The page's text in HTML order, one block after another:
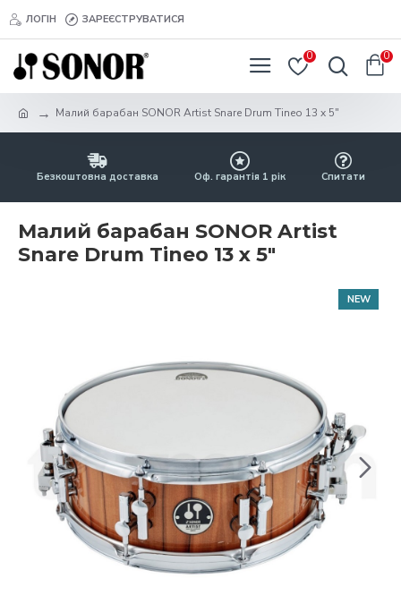
ЛОГІН ЗАРЕЄСТРУВАТИСЯ
0 0
Малий барабан SONOR Artist Snare Drum Tineo 13 x 5"
Безкоштовна доставка Оф. гарантія 1 рік Спитати
Малий барабан SONOR Artist
Snare Drum Tineo 13 x 5"
NEW